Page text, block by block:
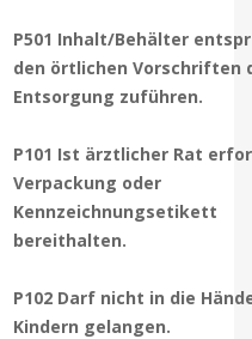
P501 Inhalt/Behälter
den örtlichen Vorschriften
Entsorgung zuführen.
P101 Ist ärztlicher Rat
Verpackung oder
Kennzeichnungsetikett
bereithalten.
P102 Darf nicht in die
Kindern gelangen.